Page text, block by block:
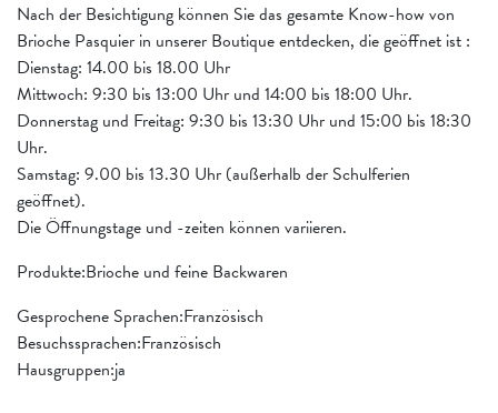
Nach der Besichtigung können Sie das gesamte Know-how von
Brioche Pasquier in unserer Boutique entdecken, die geöffnet ist :
Dienstag: 14.00 bis 18.00 Uhr
Mittwoch: 9:30 bis 13:00 Uhr und 14:00 bis 18:00 Uhr.
Donnerstag und Freitag: 9:30 bis 13:30 Uhr und 15:00 bis 18:30
Uhr.
Samstag: 9.00 bis 13.30 Uhr (außerhalb der Schulferien
geöffnet).
Die Öffnungstage und -zeiten können variieren.
Produkte:Brioche und feine Backwaren
Gesprochene Sprachen:Französisch
Besuchssprachen:Französisch
Hausgruppen:ja